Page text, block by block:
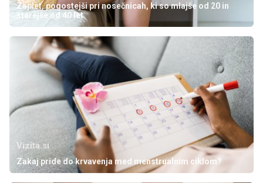
Zaplet, pogostejši pri nosečnicah, ki so mlajše od 20 in
starejše od 40 let
Vizita.si
Zakaj pride do krvavenja med menstrualnim ciklom?